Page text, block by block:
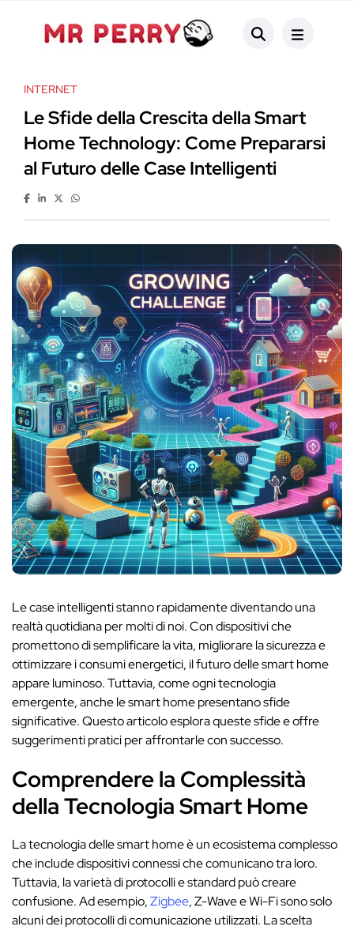
INTERNET
Le Sfide della Crescita della Smart
Home Technology: Come Prepararsi
al Futuro delle Case Intelligenti
Le case intelligenti stanno rapidamente diventando una
realtà quotidiana per molti di noi. Con dispositivi che
promettono di semplificare la vita, migliorare la sicurezza e
ottimizzare i consumi energetici, il futuro delle smart home
appare luminoso. Tuttavia, come ogni tecnologia
emergente, anche le smart home presentano sfide
significative. Questo articolo esplora queste sfide e offre
suggerimenti pratici per affrontarle con successo.
Comprendere la Complessità
della Tecnologia Smart Home
La tecnologia delle smart home è un ecosistema complesso
che include dispositivi connessi che comunicano tra loro.
Tuttavia, la varietà di protocolli e standard può creare
confusione. Ad esempio,Zigbee, Z-Wave e Wi-Fi sono solo
alcuni dei protocolli di comunicazione utilizzati. La scelta